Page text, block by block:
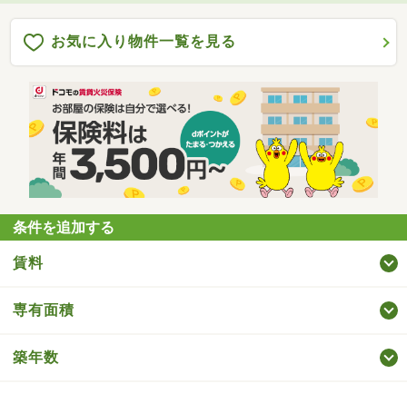
お気に入り物件一覧を見る
条件を追加する
賃料
専有面積
築年数